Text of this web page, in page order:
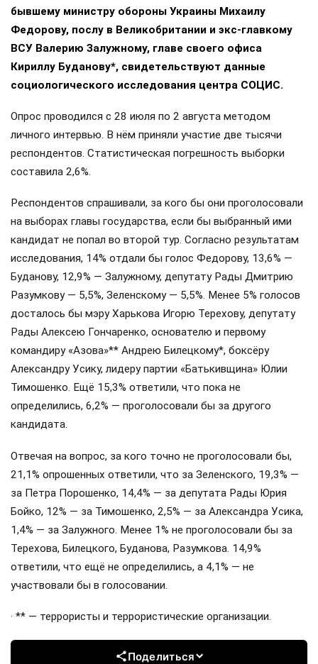
бывшему министру обороны Украины Михаилу
Федорову, послу в Великобритании и экс-главкому
ВСУ Валерию Залужному, главе своего офиса
Кириллу Буданову*, свидетельствуют данные
социологического исследования центра СОЦИС.
Опрос проводился с 28 июля по 2 августа методом
личного интервью. В нём приняли участие две тысячи
респондентов. Статистическая погрешность выборки
составила 2,6%.
Респондентов спрашивали, за кого бы они проголосовали
на выборах главы государства, если бы выбранный ими
кандидат не попал во второй тур. Согласно результатам
исследования, 14% отдали бы голос Федорову, 13,6% —
Буданову, 12,9% — Залужному, депутату Рады Дмитрию
Разумкову — 5,5%, Зеленскому — 5,5%. Менее 5% голосов
досталось бы мэру Харькова Игорю Терехову, депутату
Рады Алексею Гончаренко, основателю и первому
командиру «Азова»** Андрею Билецкому*, боксёру
Александру Усику, лидеру партии «Батькивщина» Юлии
Тимошенко. Ещё 15,3% ответили, что пока не
определились, 6,2% — проголосовали бы за другого
кандидата.
Отвечая на вопрос, за кого точно не проголосовали бы,
21,1% опрошенных ответили, что за Зеленского, 19,3% —
за Петра Порошенко, 14,4% — за депутата Рады Юрия
Бойко, 12% — за Тимошенко, 2,5% — за Александра Усика,
1,4% — за Залужного. Менее 1% не проголосовали бы за
Терехова, Билецкого, Буданова, Разумкова. 14,9%
ответили, что ещё не определились, а 4,1% — не
участвовали бы в голосовании.
· ** — террористы и террористические организации.
Поделиться